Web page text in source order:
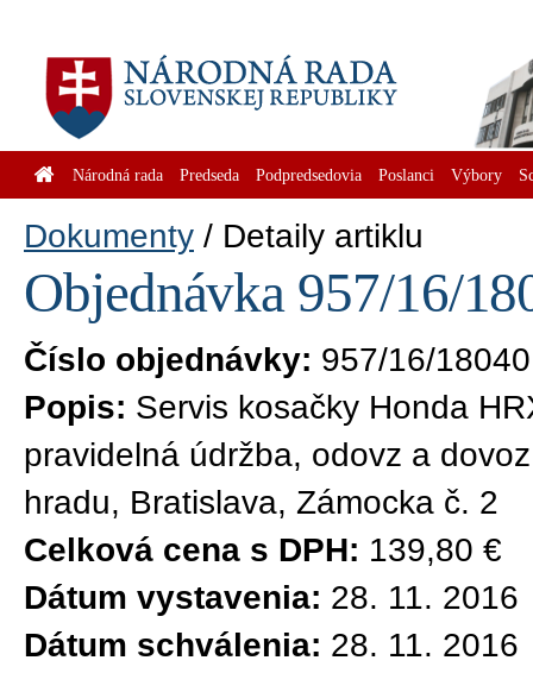
Národná rada Predseda Podpredsedovia Poslanci Výbory
Dokumenty Detaily artiklu
Objednávka 957/16/
Číslo objednávky: 957/16/18040
Popis: Servis kosačky Honda
pravidelná údržba, odovz a
hradu, Bratislava, Zámocka č. 2
Celková cena s DPH: 139,80 €
Dátum vystavenia: 28. 11. 2016
Dátum schválenia: 28. 11. 2016